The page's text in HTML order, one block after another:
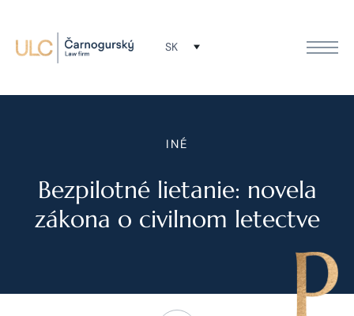
SK
INÉ
Bezpilotné lietanie: novela
zákona o civilnom letectve